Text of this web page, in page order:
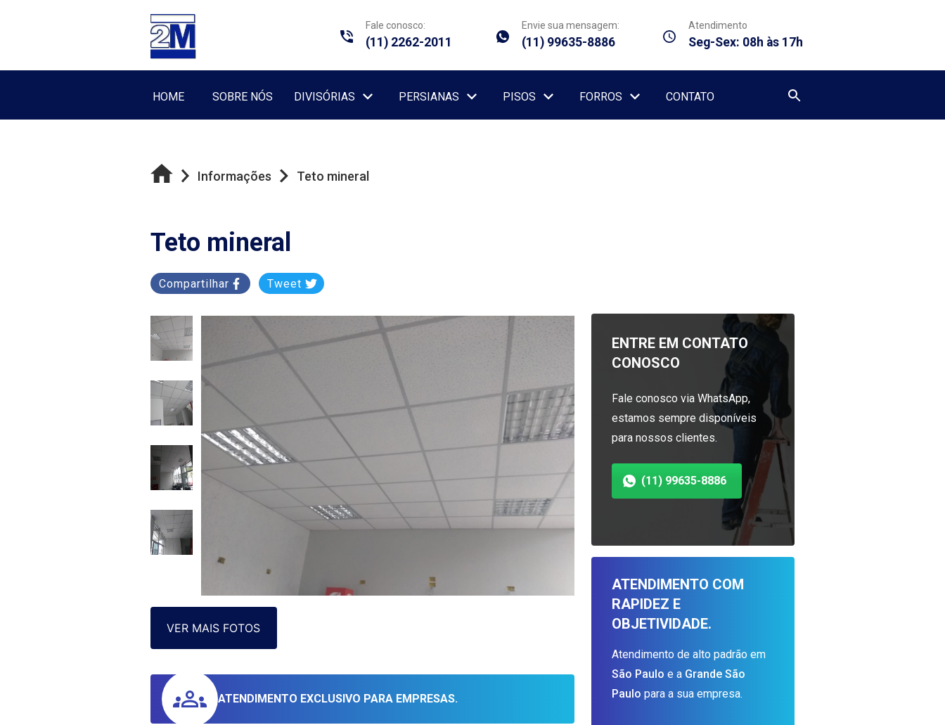
Fale conosco:
(11) 2262-2011
Envie sua mensagem:
(11) 99635-8886
Atendimento
Seg-Sex: 08h às 17h
HOME SOBRE NÓS DIVISÓRIAS PERSIANAS PISOS FORROS CONTATO
Informações Teto mineral
Teto mineral
Compartilhar Tweet
VER MAIS FOTOS
ATENDIMENTO EXCLUSIVO PARA EMPRESAS.
ENTRE EM CONTATO
CONOSCO
Fale conosco via WhatsApp,
estamos sempre disponíveis
para nossos clientes.
(11) 99635-8886
ATENDIMENTO COM
RAPIDEZ E
OBJETIVIDADE.
Atendimento de alto padrão em
São Paulo e a Grande São
Paulo para a sua empresa.